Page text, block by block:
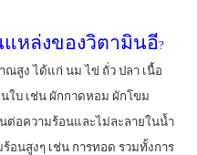
หล่งของวิตามินอี?
ง ได้แก่ นม ไข่ ถั่ว ปลา เนื้อ
ใบ เช่น ผักกาดหอม ผักโขม
ต่อความร้อนและไม่ละลายในน้ำ
อนสูงๆ เช่น การทอด รวมทั้งการ